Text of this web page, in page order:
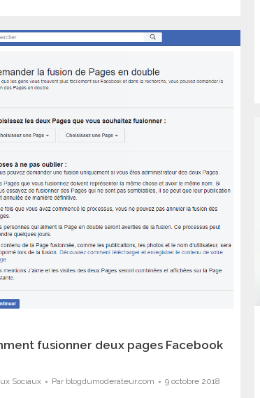
fusionner deux pages Facebook
Sociaux Par blogdumoderateur.com 9 octobre 2018